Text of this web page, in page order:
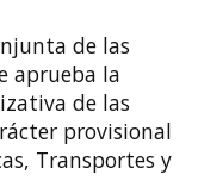
de las
aprueba la
de las
provisional
Transportes y